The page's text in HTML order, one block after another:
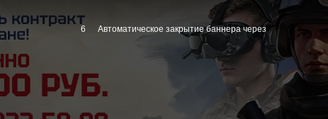
5 Автоматическое закрытие баннера через